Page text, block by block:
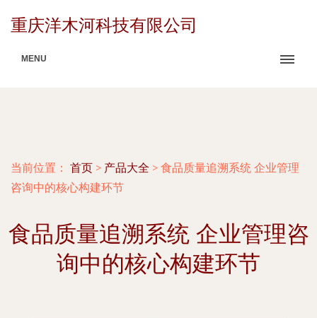
重庆洋木河科技有限公司
MENU
当前位置： 首页 > 产品大全 > 食品质量追溯系统 企业管理
咨询中的核心构建环节
食品质量追溯系统 企业管理咨
询中的核心构建环节